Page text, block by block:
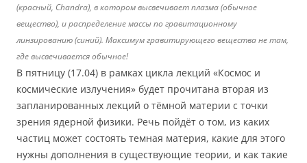
(красный, Chandra), в котором высвечивает плазма (обычное
вещество), и распределение массы по гравитационному
линзированию (синий). Максимум гравитирующего вещества не там,
где высвечивается обычное!
В пятницу (17.04) в рамках цикла лекций «Космос и
космические излучения» будет прочитана вторая из
запланированных лекций о тёмной материи с точки
зрения ядерной физики. Речь пойдёт о том, из каких
частиц может состоять темная материя, какие для этого
нужны дополнения в существующие теории, и как такие